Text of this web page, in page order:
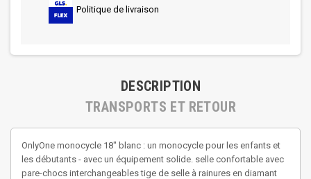
Politique de livraison
DESCRIPTION
TRANSPORTS ET RETOUR
OnlyOne monocycle 18" blanc : un monocycle pour les enfants et
les débutants - avec un équipement solide. selle confortable avec
pare-chocs interchangeables tige de selle à rainures en diamant